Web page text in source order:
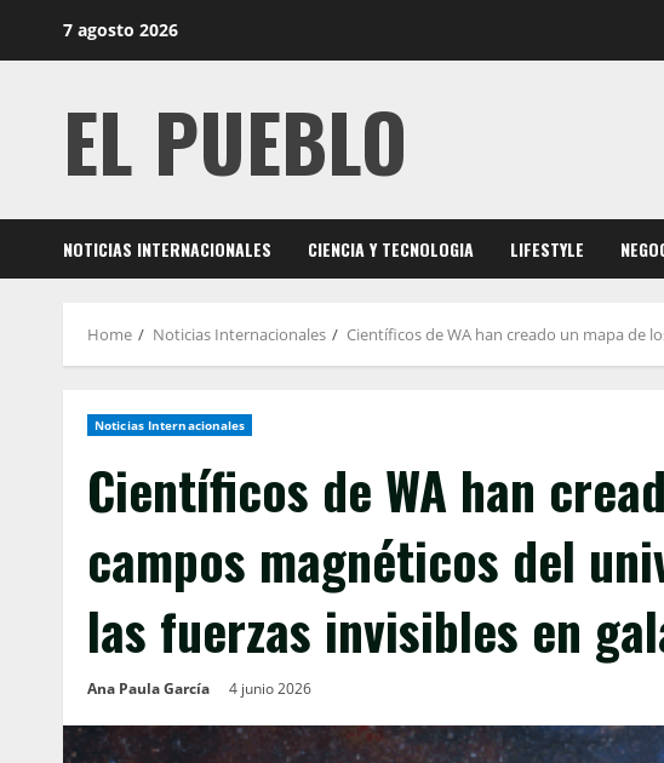
7 agosto 2026
EL PUEBLO
NOTICIAS INTERNACIONALES CIENCIA Y TECNOLOGIA LIFESTYLE
Home Noticias Internacionales Científicos de WA han creado un mapa de
Noticias Internacionales
Científicos de WA han
campos magnéticos del
las fuerzas invisibles en
Ana Paula García 4 junio 2026